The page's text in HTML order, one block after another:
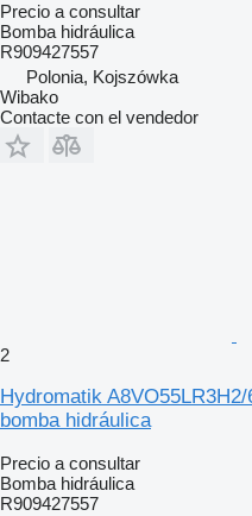
Precio a consultar
Bomba hidráulica
R909427557
Polonia, Kojszówka
Wibako
Contacte con el vendedor
2
Hydromatik
bomba hidráulica
Precio a consultar
Bomba hidráulica
R909427557